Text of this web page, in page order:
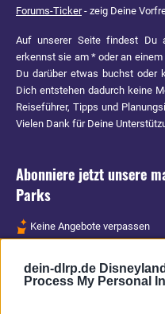
dein-dlrp.de
Process My Personal
Forums-Ticker- zeig Deine
Auf unserer Seite findest Du
erkennst sie am * oder an
Du darüber etwas buchst oder
Dich entstehen dadurch keine
Reiseführer, Tipps und
Vielen Dank für Deine
Abonniere jetzt unsere
Parks
Keine Angebote verpassen
Spannende Lesetipps